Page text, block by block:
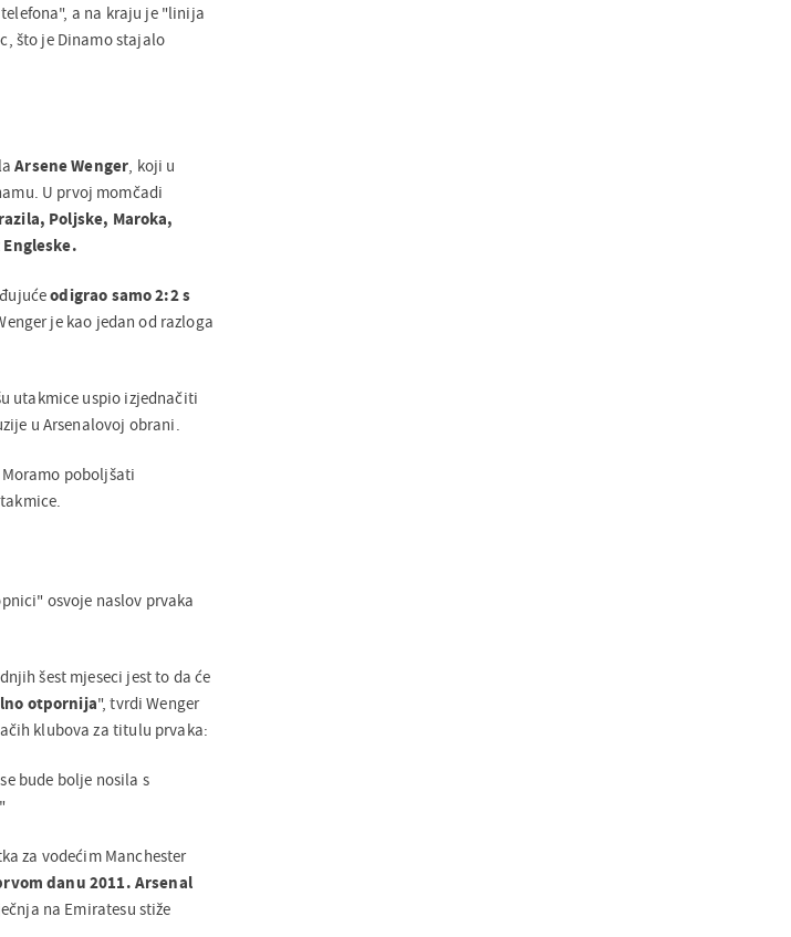
a na kraju je "linija
što je Dinamo stajalo
Arsene Wenger, koji u
U prvoj momčadi
Poljske, Maroka,
Engleske.
odigrao samo 2:2 s
je kao jedan od razloga
utakmice uspio izjednačiti
u Arsenalovoj obrani.
poboljšati
osvoje naslov prvaka
šest mjeseci jest to da će
otpornija", tvrdi Wenger
klubova za titulu prvaka:
bude bolje nosila s
za vodećim Manchester
danu 2011. Arsenal
na Emiratesu stiže